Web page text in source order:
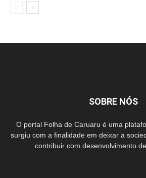
SOBRE NÓS
O portal Folha de Caruaru é uma
surgiu com a finalidade em deixar a
contribuir com desenvolvimento